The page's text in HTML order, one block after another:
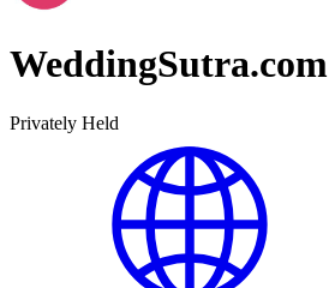
WeddingSutra.com
Privately Held